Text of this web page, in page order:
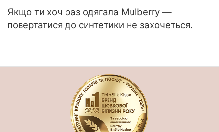
Якщо ти хоч раз одягала Mulberry —
повертатися до синтетики не захочеться.